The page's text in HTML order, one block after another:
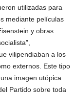
utilizadas para
mediante películas
y obras
vilipendiaban a los
externos. Este tipo
imagen utópica
Partido sobre toda